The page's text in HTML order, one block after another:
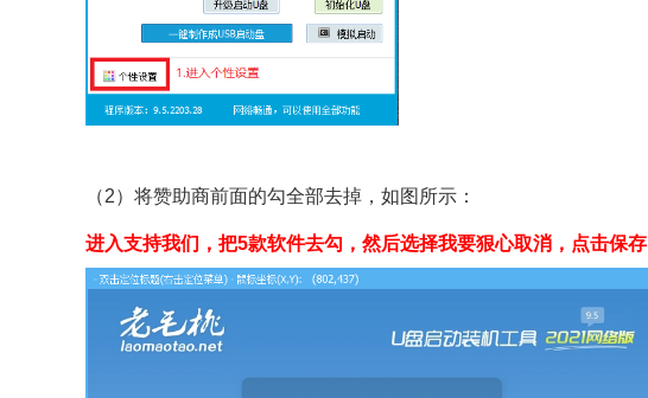
（2）将赞助商前面的勾全部去掉，如图所示：
进入支持我们，把5款软件去勾，然后选择我要狠心取消，点击保存